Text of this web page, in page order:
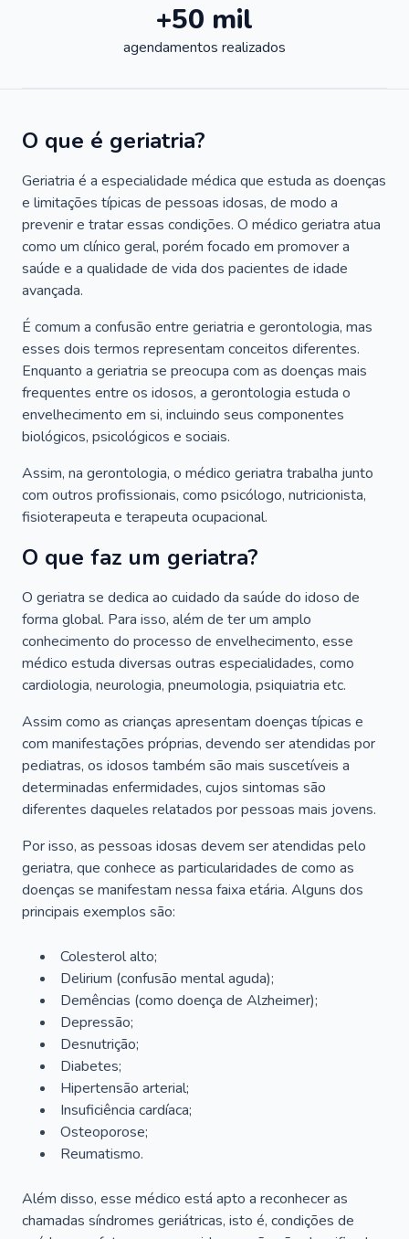
+50 mil
agendamentos realizados
O que é geriatria?
Geriatria é a especialidade médica que estuda as doenças
e limitações típicas de pessoas idosas, de modo a
prevenir e tratar essas condições. O médico geriatra atua
como um clínico geral, porém focado em promover a
saúde e a qualidade de vida dos pacientes de idade
avançada.
É comum a confusão entre geriatria e gerontologia, mas
esses dois termos representam conceitos diferentes.
Enquanto a geriatria se preocupa com as doenças mais
frequentes entre os idosos, a gerontologia estuda o
envelhecimento em si, incluindo seus componentes
biológicos, psicológicos e sociais.
Assim, na gerontologia, o médico geriatra trabalha junto
com outros profissionais, como psicólogo, nutricionista,
fisioterapeuta e terapeuta ocupacional.
O que faz um geriatra?
O geriatra se dedica ao cuidado da saúde do idoso de
forma global. Para isso, além de ter um amplo
conhecimento do processo de envelhecimento, esse
médico estuda diversas outras especialidades, como
cardiologia, neurologia, pneumologia, psiquiatria etc.
Assim como as crianças apresentam doenças típicas e
com manifestações próprias, devendo ser atendidas por
pediatras, os idosos também são mais suscetíveis a
determinadas enfermidades, cujos sintomas são
diferentes daqueles relatados por pessoas mais jovens.
Por isso, as pessoas idosas devem ser atendidas pelo
geriatra, que conhece as particularidades de como as
doenças se manifestam nessa faixa etária. Alguns dos
principais exemplos são:
Colesterol alto;
Delirium (confusão mental aguda);
Demências (como doença de Alzheimer);
Depressão;
Desnutrição;
Diabetes;
Hipertensão arterial;
Insuficiência cardíaca;
Osteoporose;
Reumatismo.
Além disso, esse médico está apto a reconhecer as
chamadas síndromes geriátricas, isto é, condições de